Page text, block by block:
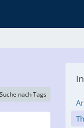
Suche nach Tags